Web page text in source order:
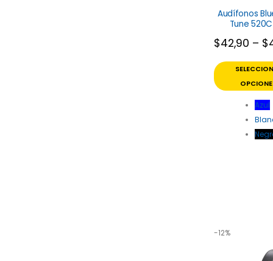
Audífonos
Tune 520C
$42,90 – $
Azul
-12%